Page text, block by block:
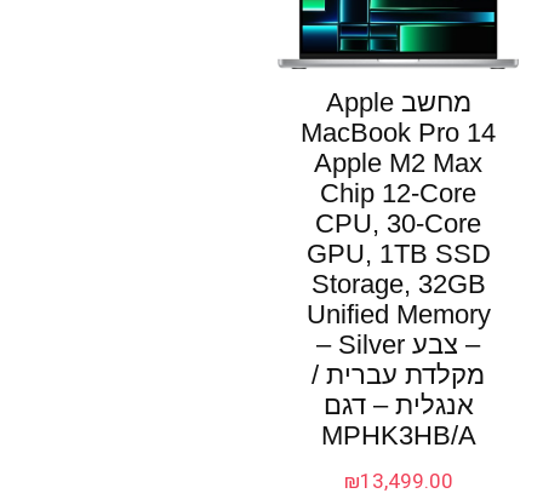
מחשב Apple
MacBook Pro 14
Apple M2 Max
Chip 12-Core
CPU, 30-Core
GPU, 1TB SSD
Storage, 32GB
Unified Memory
– צבע Silver –
מקלדת עברית /
אנגלית – דגם
MPHK3HB/A
₪13,499.00